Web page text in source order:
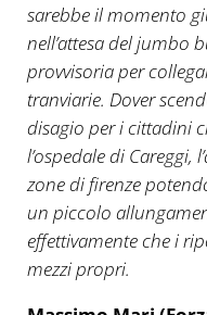
sarebbe il momento
nell’attesa del jumbo
provvisoria per
tranviarie. Dover
disagio per i cittadini
l’ospedale di Careggi,
zone di firenze
un piccolo
effettivamente che i
mezzi propri.